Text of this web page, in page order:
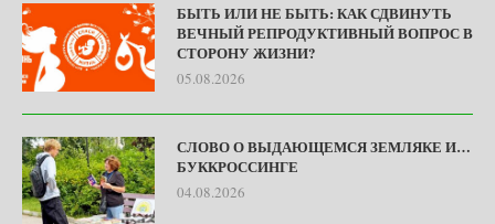
БЫТЬ ИЛИ НЕ БЫТЬ: КАК СДВИНУТЬ
ВЕЧНЫЙ РЕПРОДУКТИВНЫЙ ВОПРОС В
СТОРОНУ ЖИЗНИ?
05.08.2026
СЛОВО О ВЫДАЮЩЕМСЯ ЗЕМЛЯКЕ И…
БУККРОССИНГЕ
04.08.2026